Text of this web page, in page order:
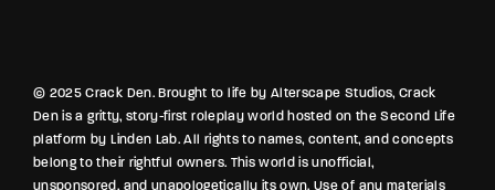
© 2025 Crack Den. Brought to life by Alterscape Studios, Crack
Den is a gritty, story-first roleplay world hosted on the Second Life
platform by Linden Lab. All rights to names, content, and concepts
belong to their rightful owners. This world is unofficial,
unsponsored, and unapologetically its own. Use of any materials